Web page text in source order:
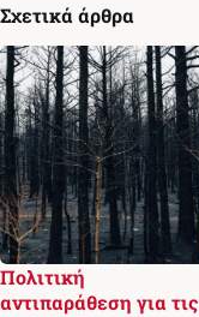
Σχετικά άρθρα
Πολιτική
αντιπαράθεση για τις